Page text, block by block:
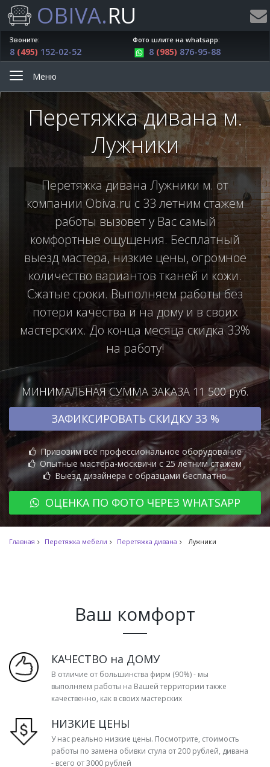
OBIVA.RU
Звоните:
8 (495) 152-02-52
Фото шлите на whatsapp:
8 (985) 876-95-88
Меню
Перетяжка дивана м.
Лужники
Перетяжка дивана Лужники м. от
компании Obiva.ru с 33 летним стажем
работы вызовет у Вас самый
комфортные ощущения. Бесплатный
выезд мастера, низкие цены, огромное
количество вариантов тканей и кожи.
Сжатые сроки. Выполняем работы без
потери качества и на дому и в своих
мастерских. До конца месяца скидка 33%
на работу!
МИНИМАЛЬНАЯ СУММА ЗАКАЗА 11 500 руб.
ЗАФИКСИРОВАТЬ СКИДКУ 33 %
Привозим всё профессиональное оборудование
Опытные мастера-москвичи с 25 летним стажем
Выезд дизайнера с образцами бесплатно
ОЦЕНКА ПО ФОТО ЧЕРЕЗ WHATSAPP
Главная Перетяжка мебели Перетяжка дивана Лужники
Ваш комфорт
КАЧЕСТВО на ДОМУ
В отличие от большинства фирм (90%) - мы
выполняем работы на Вашей территории также
качественно, как в своих мастерских
НИЗКИЕ ЦЕНЫ
У нас реально низкие цены. Посмотрите, стоимость
работы по замена обивки стула от 200 рублей, дивана
- всего от 3000 рублей